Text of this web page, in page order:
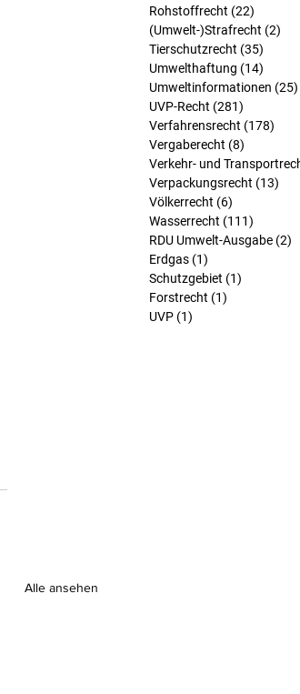
Alle ansehen
Rohstoffrecht (22)
(Umwelt-)Strafrecht (2)
Tierschutzrecht (35)
Umwelthaftung (14)
Umweltinformationen (25)
UVP-Recht (281)
Verfahrensrecht (178)
Vergaberecht (8)
Verkehr- und
Verpackungsrecht (13)
Völkerrecht (6)
Wasserrecht (111)
RDU Umwelt-Ausgabe (2)
Erdgas (1)
Schutzgebiet (1)
Forstrecht (1)
UVP (1)